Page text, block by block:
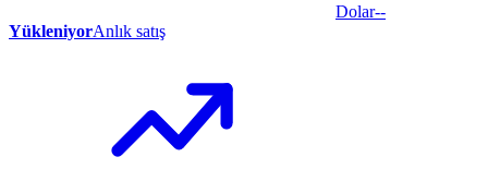
Dolar--
YükleniyorAnlık satış